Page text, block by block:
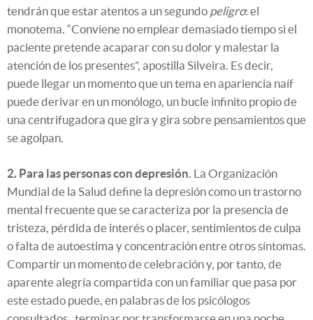
tendrán que estar atentos a un segundo peligro: el
monotema. “Conviene no emplear demasiado tiempo si el
paciente pretende acaparar con su dolor y malestar la
atención de los presentes”, apostilla Silveira. Es decir,
puede llegar un momento que un tema en apariencia naíf
puede derivar en un monólogo, un bucle infinito propio de
una centrifugadora que gira y gira sobre pensamientos que
se agolpan.
2. Para las personas con depresión . La Organización
Mundial de la Salud define la depresión como un trastorno
mental frecuente que se caracteriza por la presencia de
tristeza, pérdida de interés o placer, sentimientos de culpa
o falta de autoestima y concentración entre otros síntomas.
Compartir un momento de celebración y, por tanto, de
aparente alegría compartida con un familiar que pasa por
este estado puede, en palabras de los psicólogos